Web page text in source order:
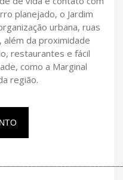
planejado, o Jardim
urbana, ruas
além da proximidade
restaurantes e fácil
como a Marginal
região.